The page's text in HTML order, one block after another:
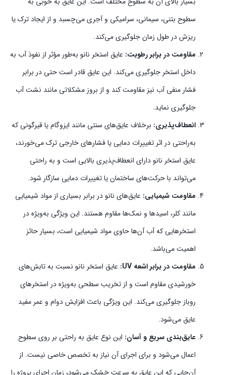
سطوح بتنی، سیمانی، سرامیکی و آجری می‌چسبد و از ایجاد ترک یا
ریزش در طول زمان جلوگیری می‌کند.
مقاومت در برابر رطوبت: عایق استخر نانو به‌طور مؤثر از نفوذ آب به
داخل استخر جلوگیری می‌کند. این عایق قادر است حتی در برابر
فشار منفی آب نیز مقاومت کند و از بروز مشکلاتی مانند نشت آب
جلوگیری نماید.
انعطاف‌پذیری: برخلاف عایق‌های سنتی مانند ایزوگام یا قیرگونی که
به‌راحتی در اثر تغییرات دمایی یا فشارهای خارجی ترک می‌خورند،
عایق استخر نانو دارای انعطاف‌پذیری بالایی است و به راحتی
می‌تواند با حرکت‌های ساختمان یا تغییرات دمایی سازگار شود.
مقاومت شیمیایی: عایق‌های نانو در برابر بسیاری از مواد شیمیایی
مانند کلر، اسیدها و نمک‌ها مقاوم هستند. این ویژگی به‌ویژه در
استخرهایی که آب آن‌ها حاوی مواد شیمیایی است، بسیار حائز
اهمیت می‌باشد.
مقاومت در برابر اشعه UV:
عایق استخر نانو نسبت به تابش‌های
خورشیدی مقاوم است و از تخریب سطحی به‌ویژه در استخرهای
روباز جلوگیری می‌کند. این ویژگی باعث افزایش دوام و عمر مفید
عایق می‌شود.
عایق‌بندی سریع و آسان: این نوع عایق به راحتی بر روی سطوح
اعمال می‌شود و برای اجرای آن نیاز به تخصص خاصی نیست. از
آن‌جایی که این عایق به سرعت خشک می‌شود، زمان اجرای پروژه را